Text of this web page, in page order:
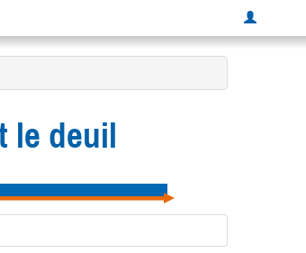
le deuil